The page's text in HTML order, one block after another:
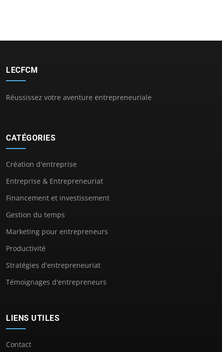
LECFCM
Réussissez votre aventure entrepreneuriale
CATÉGORIES
Création d'entreprise
Entreprise & Entrepreneuriat
Financement et investissement
Gestion du temps
Marketing pour entrepreneurs
Productivité
Stratégies d'entrepreneuriat
Témoignages d'entrepreneurs
LIENS UTILES
Contact